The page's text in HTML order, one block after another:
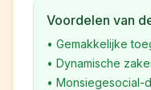
Voordelen van
• Gemakkelijke
• Dynamische
• Monsiegesocial-